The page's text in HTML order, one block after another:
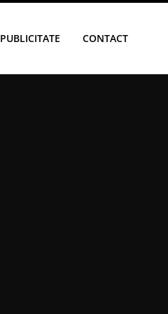
PUBLICITATE CONTACT